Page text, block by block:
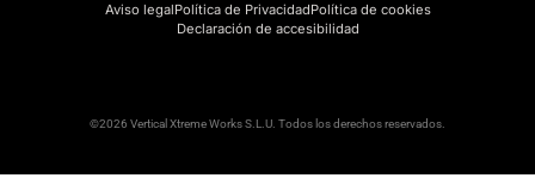
Aviso legalPolítica de PrivacidadPolítica de cookies
Declaración de accesibilidad
©2026 Vertical Xtreme Works S.L.U. Todos los derechos reservados.